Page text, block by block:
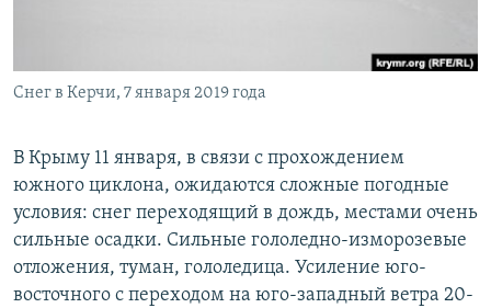
ELIFBE
Все сайты RFE/RL
Снег в Керчи, 7 января 2019 года
В Крыму 11 января, в связи с прохождением
южного циклона, ожидаются сложные погодные
условия: снег переходящий в дождь, местами очень
сильные осадки. Сильные гололедно-изморозевые
отложения, туман, гололедица. Усиление юго-
восточного с переходом на юго-западный ветра 20-